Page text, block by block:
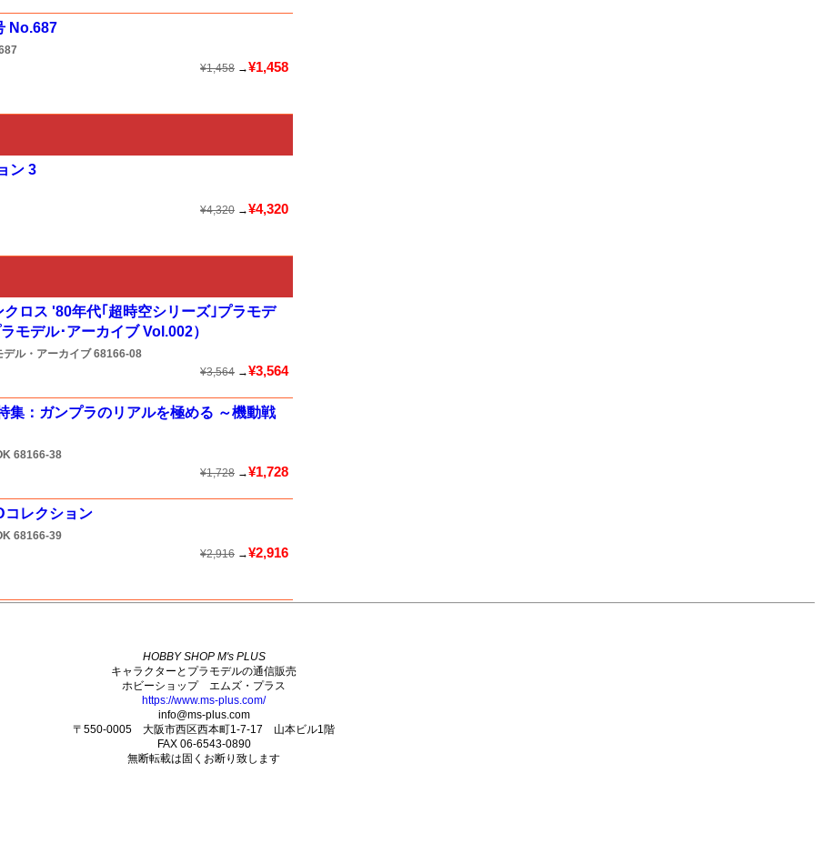
No.687
¥1,458 →¥1,458
ン 3
¥4,320 →¥4,320
ロス '80年代｢超時空シリーズ｣プラモデ
モデル･アーカイブ Vol.002）
デル・アーカイブ68166-08
¥3,564 →¥3,564
集：ガンプラのリアルを極める ～機動戦
68166-38
¥1,728 →¥1,728
コレクション
68166-39
¥2,916 →¥2,916
HOBBY SHOP M's PLUS
キャラクターとプラモデルの通信販売
ホビーショップ エムズ・プラス
https://www.ms-plus.com/
info@ms-plus.com
〒550-0005 大阪市西区西本町1-7-17 山本ビル1階
FAX 06-6543-0890
無断転載は固くお断り致します